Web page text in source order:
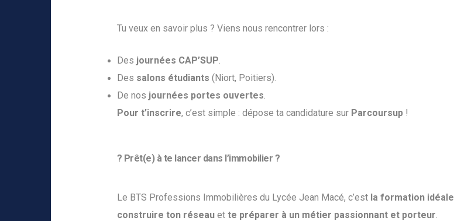
Tu veux en savoir plus ? Viens nous rencontrer lors :
Des journées CAP’SUP
Des salons étudiants (Niort, Poitiers).
De nos journées portes ouvertes
Pour t’inscrire, c’est simple : dépose ta candidature sur Parcoursup!
? Prêt(e) à te lancer dans l’immobilier ?
Le BTS Professions Immobilières du Lycée Jean Macé, c’est la formation idéale
construire ton réseauet te préparer à un métier passionnant et porteur